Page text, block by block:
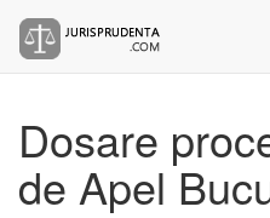
Dosare
de Apel